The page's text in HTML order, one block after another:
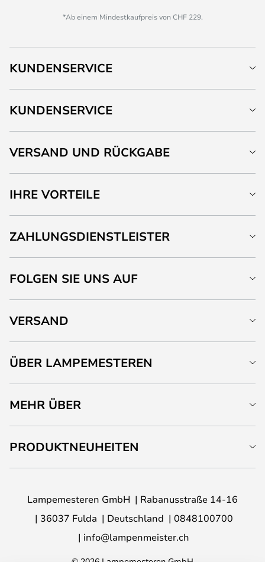
*Ab einem Mindestkaufpreis von CHF 229.
KUNDENSERVICE
KUNDENSERVICE
VERSAND UND RÜCKGABE
IHRE VORTEILE
ZAHLUNGSDIENSTLEISTER
FOLGEN SIE UNS AUF
VERSAND
ÜBER LAMPEMESTEREN
MEHR ÜBER
PRODUKTNEUHEITEN
Lampemesteren GmbH
Rabanusstraße 14-16
36037 Fulda
Deutschland
0848100700
info@lampenmeister.ch